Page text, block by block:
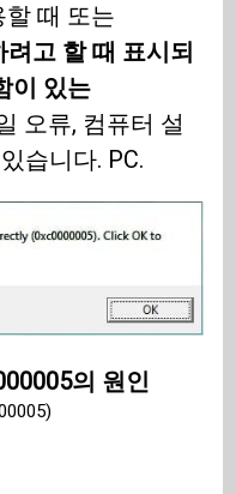
때 또는
고 할 때 표시되
이 있는
오류, 컴퓨터 설
습니다. PC.
의 원인